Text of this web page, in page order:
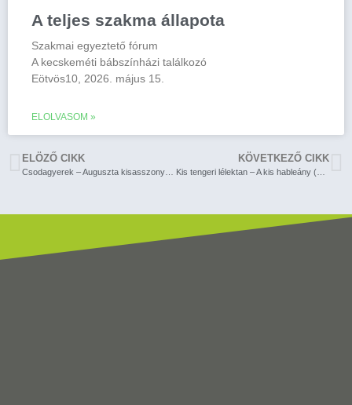
A teljes szakma állapota
Szakmai egyeztető fórum
A kecskeméti bábszínházi találkozó
Eötvös10, 2026. május 15.
ELOLVASOM »
ELÖZŐ CIKK KÖVETKEZŐ CIKK
Kis tengeri lélektan – A kis hableány (Budaörsi Latinovits Színház)